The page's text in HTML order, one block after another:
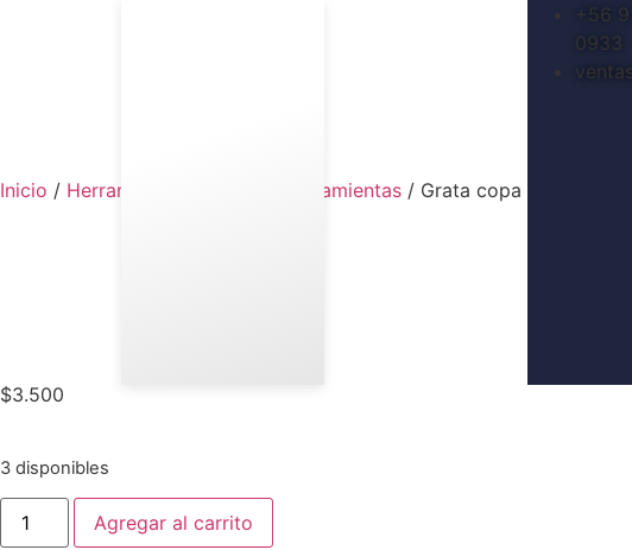
+56
0933
Inicio / Herramientas Insumos herramientas / Grata copa acero 3
$3.500
3 disponibles
Agregar al carrito